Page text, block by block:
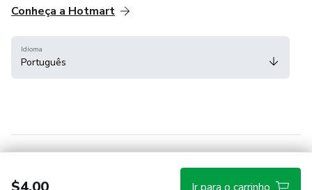
Conheça a Hotmart
Idioma
Português